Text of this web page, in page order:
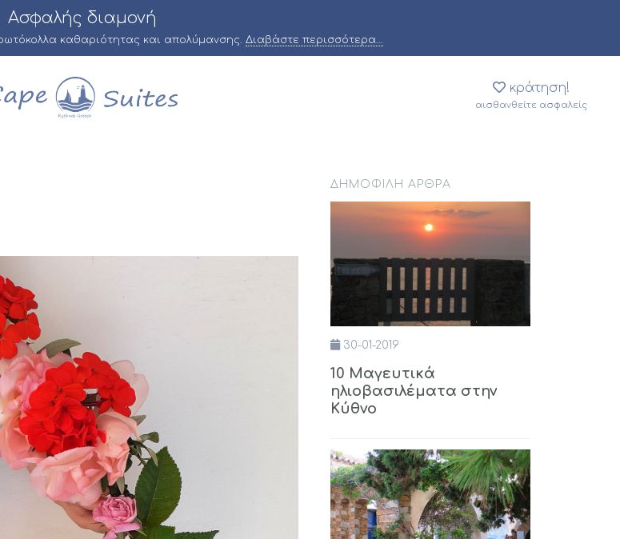
Ασφαλής διαμονή
καθαριότητας και απολύμανσης. Διαβάστε περισσότερα...
κράτηση!
αισθανθείτε ασφαλείς
ΔΗΜΟΦΙΛΉ ΆΡΘΡΑ
30-01-2019
10 Μαγευτικά
ηλιοβασιλέματα στην
Κύθνο